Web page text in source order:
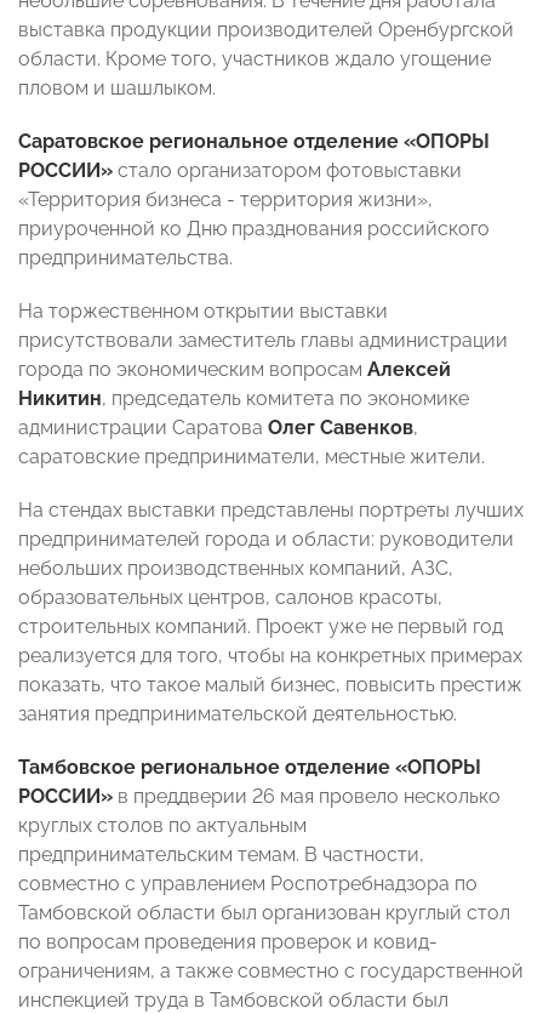
выставка продукции производителей Оренбургской
области. Кроме того, участников ждало угощение
пловом и шашлыком.
Саратовское региональное отделение «ОПОРЫ
РОССИИ» стало организатором фотовыставки
«Территория бизнеса - территория жизни»,
приуроченной ко Дню празднования российского
предпринимательства.
На торжественном открытии выставки
присутствовали заместитель главы администрации
города по экономическим вопросам Алексей
Никитин, председатель комитета по экономике
администрации Саратова Олег Савенков,
саратовские предприниматели, местные жители.
На стендах выставки представлены портреты лучших
предпринимателей города и области: руководители
небольших производственных компаний, АЗС,
образовательных центров, салонов красоты,
строительных компаний. Проект уже не первый год
реализуется для того, чтобы на конкретных примерах
показать, что такое малый бизнес, повысить престиж
занятия предпринимательской деятельностью.
Тамбовское региональное отделение «ОПОРЫ
РОССИИ» в преддверии 26 мая провело несколько
круглых столов по актуальным
предпринимательским темам. В частности,
совместно с управлением Роспотребнадзора по
Тамбовской области был организован круглый стол
по вопросам проведения проверок и ковид-
ограничениям, а также совместно с государственной
инспекцией труда в Тамбовской области был